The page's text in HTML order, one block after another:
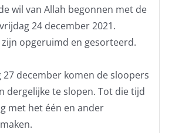
wil van Allah begonnen met de
24 december 2021.
zijn opgeruimd en gesorteerd.
27 december komen de sloopers
dergelijke te slopen. Tot die tijd
met het één en ander